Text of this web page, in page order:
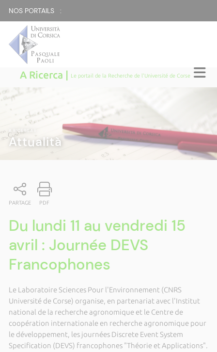
NOS PORTAILS :
A Ricerca | Le portail de la Recherche de l'Université de Corse
A RICERCA
Attualità
PARTAGE PDF
Du lundi 11 au vendredi 15
avril : Journée DEVS
Francophones
Le Laboratoire Sciences Pour l'Environnement (CNRS
Université de Corse) organise, en partenariat avec l'Institut
national de la recherche agronomique et le Centre de
coopération internationale en recherche agronomique pour
le développement, les journées Discrete Event System
Specification (DEVS) francophones "Théorie et Applications".